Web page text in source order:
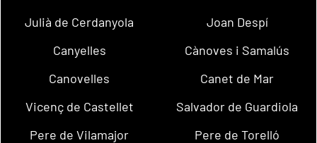
Julià de Cerdanyola
Joan Despí
Canyelles
Cànoves i Samalús
Canovelles
Canet de Mar
Vicenç de Castellet
Salvador de Guardiola
Pere de Vilamajor
Pere de Torelló